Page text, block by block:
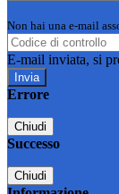
Non hai una e-mail
E-mail inviata, si
Errore
Chiudi
Successo
Chiudi